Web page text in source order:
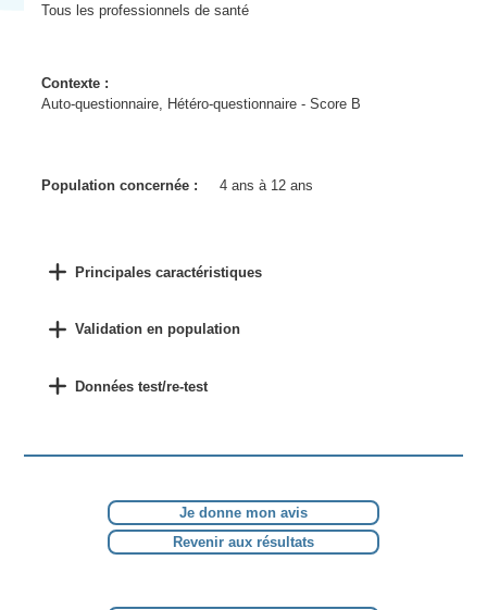
Tous les professionnels de santé
Contexte :
Auto-questionnaire, Hétéro-questionnaire - Score B
Population concernée : 4 ans à 12 ans
Principales caractéristiques
Validation en population
Données test/re-test
Je donne mon avis
Revenir aux résultats